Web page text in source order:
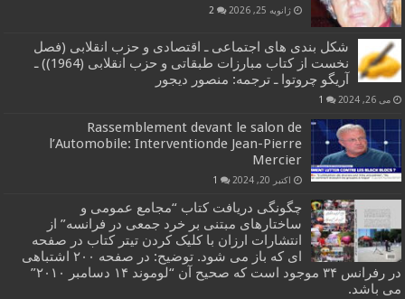
ژانویه 25, 2026 2
شکل بندی های اجتماعی ـ اقتصادی و حزب انقلابی (فصل
نخست از کتاب مبارزات طبقاتی و حزب انقلابی (1964)) ـ
آریگو چروتوا ـ ترجمه: منصور دیجور
می 26, 2024 1
Rassemblement devant le salon de
l’Automobile: Interventionde Jean-Pierre
Mercier
اکتبر 20, 2024 1
چگونگی دریافت کتاب “مجامع عمومی و
ساختارهای مبتنی بر خرد جمعی در فرانسه” از
انتشارات ارزان با کلیک کردن تیتر کتاب در صفحه
ای که باز می شود. توضیح: در صفحه ۲۰۰ اشتباهی
در رفرانس ۳۴ موجود است که صحیح آن “لوموند ۱۴ دسامبر ۲۰۱۰”
می باشد.